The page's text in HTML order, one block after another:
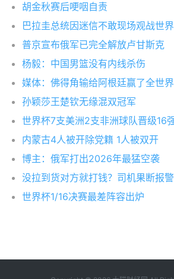
胡金秋赛后哽咽自责
巴拉圭总统因迷信不敢现场观战世
普京宣布俄军已完全解放卢甘斯克
杨毅：中国男篮没有内线杀伤
媒体：佛得角输给阿根廷赢了全世界
孙颖莎王楚钦无缘混双冠军
世界杯7支美洲2支非洲球队晋级16
内蒙古4人被开除党籍 1人被双开
博主：俄军打出2026年最猛空袭
没拉到货对方就打钱？司机果断报警
世界杯1/16决赛最差阵容出炉